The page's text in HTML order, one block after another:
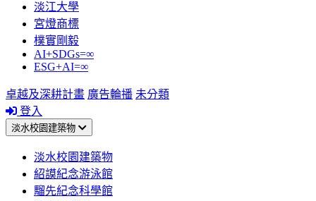
淡江大學
宮燈商標
樸實剛毅
AI+SDGs=∞
ESG+AI=∞
卓越及深耕計畫 廣告輪播 未分類
登入
淡水校園建築物
淡水校園建築物
紹謨紀念游泳館
騮先紀念科學館